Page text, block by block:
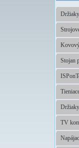
Stojan
TV